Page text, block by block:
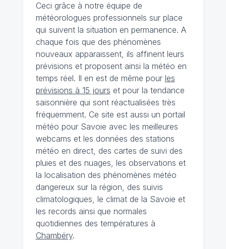
Ceci grâce à notre équipe de
météorologues professionnels sur place
qui suivent la situation en permanence. A
chaque fois que des phénomènes
nouveaux apparaissent, ils affinent leurs
prévisions et proposent ainsi la météo en
temps réel. Il en est de même pour les
prévisions à 15 jours et pour la tendance
saisonnière qui sont réactualisées très
fréquemment. Ce site est aussi un portail
météo pour Savoie avec les meilleures
webcams et les données des stations
météo en direct, des cartes de suivi des
pluies et des nuages, les observations et
la localisation des phénomènes météo
dangereux sur la région, des suivis
climatologiques, le climat de la Savoie et
les records ainsi que normales
quotidiennes des températures à
Chambéry.